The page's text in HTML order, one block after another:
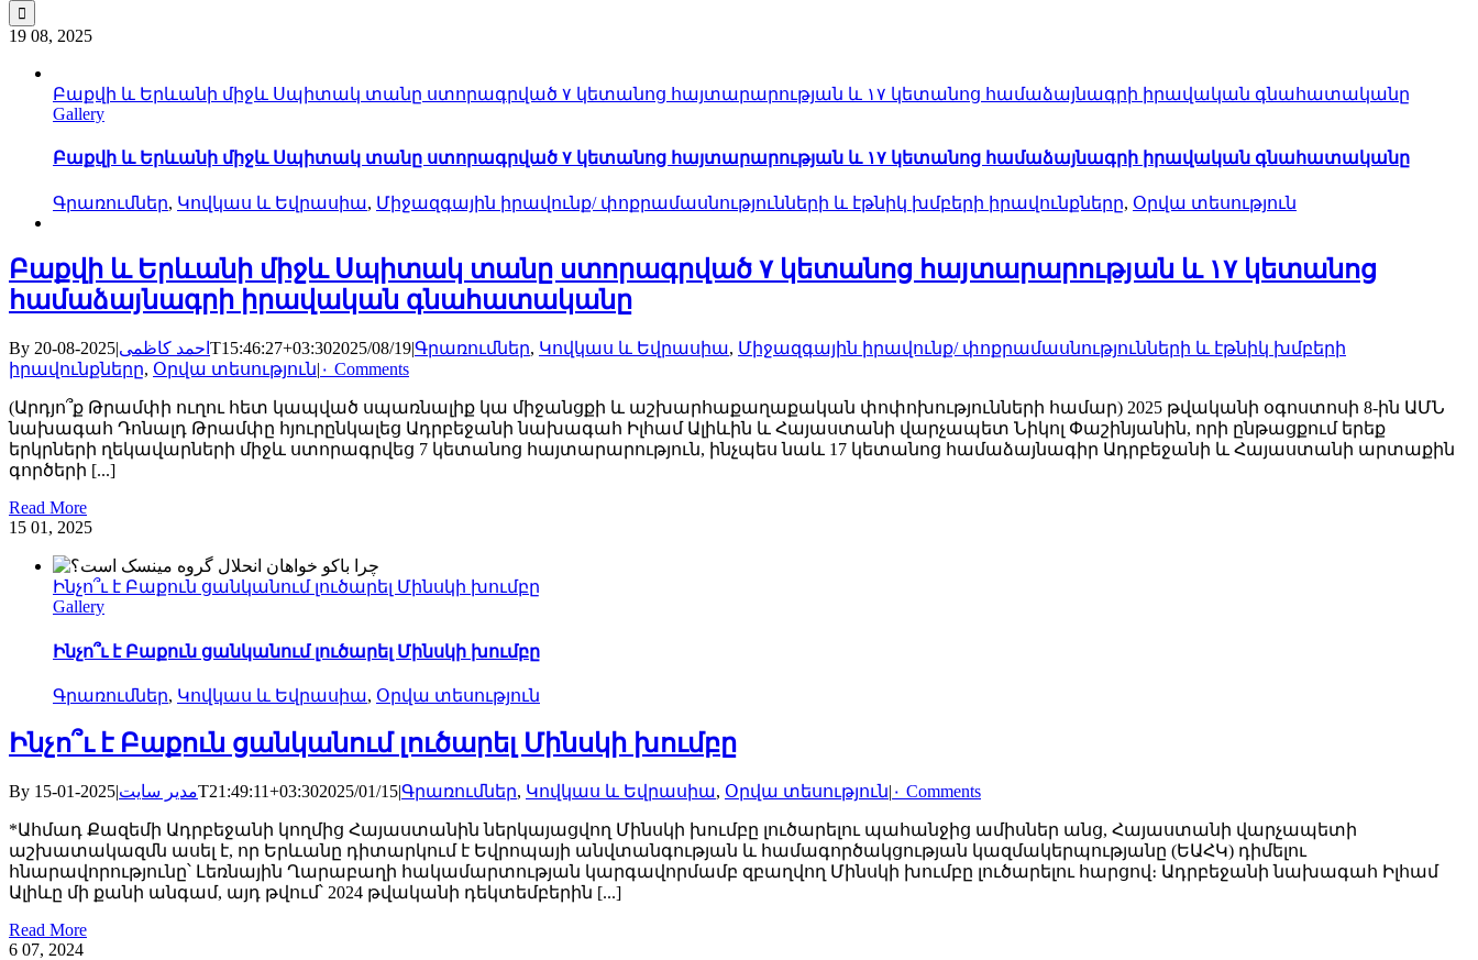
for:
19 08, 2025
Բաքվի և Երևանի միջև Սպիտակ տանը ստորագրված ۷ կետանոց հայտարարության և ۱۷ կետանոց համաձայնագրի իրավական գնահատականը
Gallery
Բաքվի և Երևանի միջև Սպիտակ տանը ստորագրված ۷ կետանոց հայտարարության և ۱۷ կետանոց համաձայնագրի իրավական գնահատականը
Գրառումներ, Կովկաս և Եվրասիա, Միջազգային իրավունք/ փոքրամասնությունների և էթնիկ խմբերի իրավունքները, Օրվա տեսություն
Բաքվի և Երևանի միջև Սպիտակ տանը ստորագրված ۷ կետանոց հայտարարության և ۱۷ կետանոց
համաձայնագրի իրավական գնահատականը
By احمد کاظمی| 2025-08-20T15:46:27+03:302025/08/19|Գրառումներ, Կովկաս և Եվրասիա, Միջազգային իրավունք/ փոքրամասնությունների և էթնիկ խմբերի
իրավունքները, Օրվա տեսություն| ۰ Comments
(Արդյո՞ք Թրամփի ուղու հետ կապված սպառնալիք կա միջանցքի և աշխարհաքաղաքական փոփոխությունների համար) 2025 թվականի օգոստոսի 8-ին ԱՄՆ
նախագահ Դոնալդ Թրամփը հյուրընկալեց Ադրբեջանի նախագահ Իլհամ Ալիևին և Հայաստանի վարչապետ Նիկոլ Փաշինյանին, որի ընթացքում երեք
երկրների ղեկավարների միջև ստորագրվեց 7 կետանոց հայտարարություն, ինչպես նաև 17 կետանոց համաձայնագիր Ադրբեջանի և Հայաստանի արտաքին
գործերի [...]
Read More
15 01, 2025
Ինչո՞ւ է Բաքուն ցանկանում լուծարել Մինսկի խումբը
Gallery
Ինչո՞ւ է Բաքուն ցանկանում լուծարել Մինսկի խումբը
Գրառումներ, Կովկաս և Եվրասիա, Օրվա տեսություն
Ինչո՞ւ է Բաքուն ցանկանում լուծարել Մինսկի խումբը
By مدیر سایت| 2025-01-15T21:49:11+03:302025/01/15|Գրառումներ, Կովկաս և Եվրասիա, Օրվա տեսություն| ۰ Comments
*Ահմադ Քազեմի Ադրբեջանի կողմից Հայաստանին ներկայացվող Մինսկի խումբը լուծարելու պահանջից ամիսներ անց, Հայաստանի վարչապետի
աշխատակազմն ասել է, որ Երևանը դիտարկում է Եվրոպայի անվտանգության և համագործակցության կազմակերպությանը (ԵԱՀԿ) դիմելու
հնարավորությունը՝ Լեռնային Ղարաբաղի հակամարտության կարգավորմամբ զբաղվող Մինսկի խումբը լուծարելու հարցով։ Ադրբեջանի նախագահ Իլհամ
Ալիևը մի քանի անգամ, այդ թվում՝ 2024 թվականի դեկտեմբերին [...]
Read More
6 07, 2024